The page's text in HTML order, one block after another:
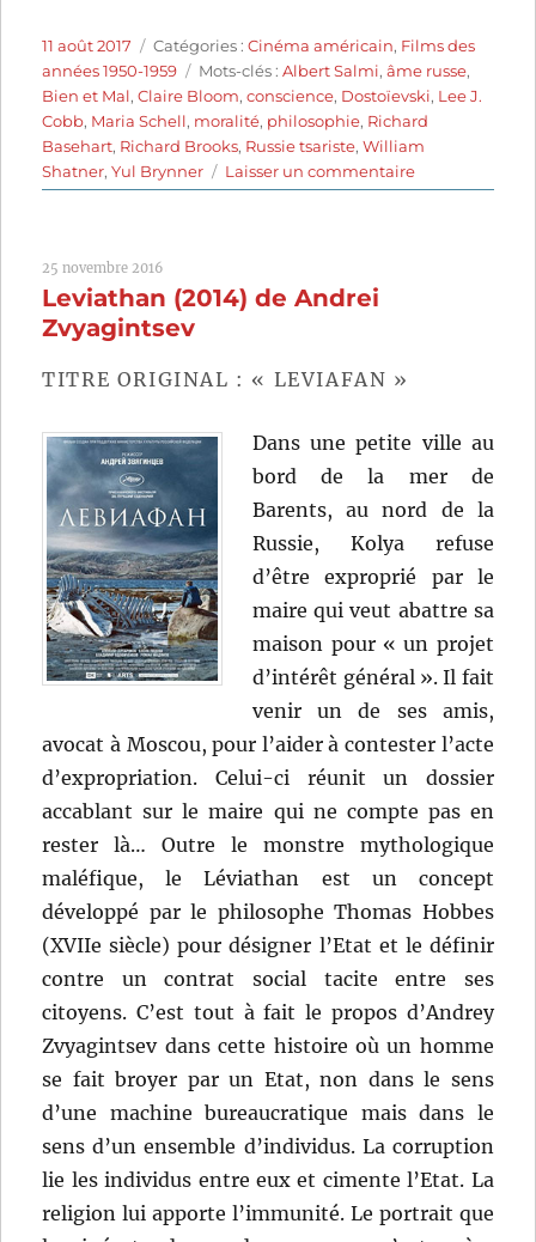
Publié
le
11 août 2017 Catégories
Catégories :Cinéma américain, Films des
années 1950-1959
Étiquettes
Mots-clés :Albert Salmi,âme russe,
Bien et Mal,Claire Bloom,conscience, Dostoïevski, Lee J.
Cobb, Maria Schell, moralité, philosophie, Richard
Basehart, Richard Brooks, Russie tsariste,William
Shatner,Yul Brynner Laisser un commentairesur
Les
25 novembre 2016
Leviathan (2014) de Andrei
Zvyagintsev
TITRE ORIGINAL : « LEVIAFAN »
Dans une petite ville au
bord de la mer de
Barents, au nord de la
Russie, Kolya refuse
d’être exproprié par le
maire qui veut abattre sa
maison pour « un projet
d’intérêt général ». Il fait
venir un de ses amis,
avocat à Moscou, pour l’aider à contester l’acte
d’expropriation. Celui-ci réunit un dossier
accablant sur le maire qui ne compte pas en
rester là… Outre le monstre mythologique
maléfique, le Léviathan est un concept
développé par le philosophe Thomas Hobbes
(XVIIe siècle) pour désigner l’Etat et le définir
contre un contrat social tacite entre ses
citoyens. C’est tout à fait le propos d’Andrey
Zvyagintsev dans cette histoire où un homme
se fait broyer par un Etat, non dans le sens
d’une machine bureaucratique mais dans le
sens d’un ensemble d’individus. La corruption
lie les individus entre eux et cimente l’Etat. La
religion lui apporte l’immunité. Le portrait que